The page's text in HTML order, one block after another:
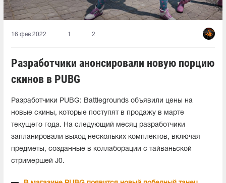
16 фев 2022 1 2
Разработчики анонсировали новую порцию
скинов в PUBG
Разработчики PUBG: Battlegrounds объявили цены на
новые скины, которые поступят в продажу в марте
текущего года. На следующий месяц разработчики
запланировали выход нескольких комплектов, включая
предметы, созданные в коллаборации с тайваньской
стримершей J0.